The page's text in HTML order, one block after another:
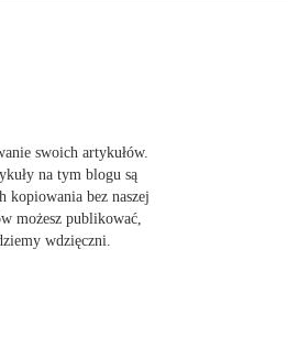
swoich artykułów.
na tym blogu są
kopiowania bez naszej
możesz publikować,
wdzięczni.